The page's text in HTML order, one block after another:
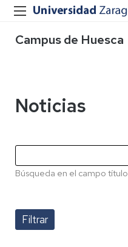
Campus de Huesca
Noticias
Búsqueda en el campo título